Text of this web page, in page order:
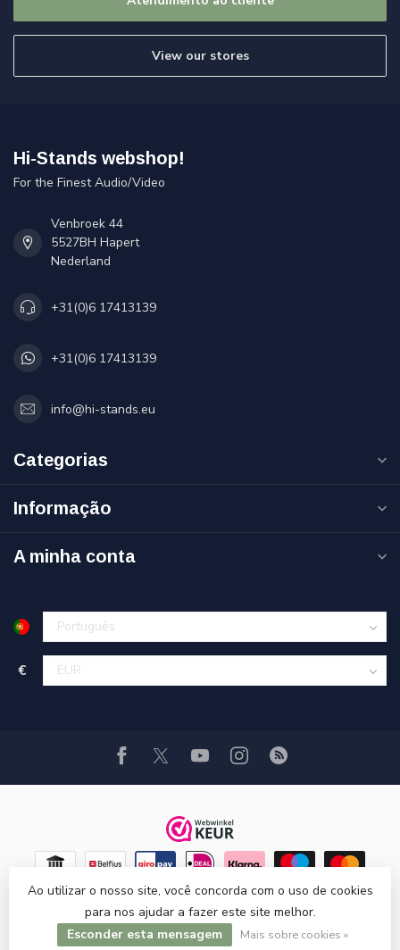
View our stores
Hi-Stands webshop!
For the Finest Audio/Video
Venbroek 44
5527BH Hapert
Nederland
+31(0)6 17413139
+31(0)6 17413139
info@hi-stands.eu
Categorias
Informação
A minha conta
€
© Copyright 2026 Hi-Stands webshop!
Ao utilizar o nosso site, você concorda com o uso de cookies
para nos ajudar a fazer este site melhor.
Esconder esta mensagem
Mais sobre cookies »